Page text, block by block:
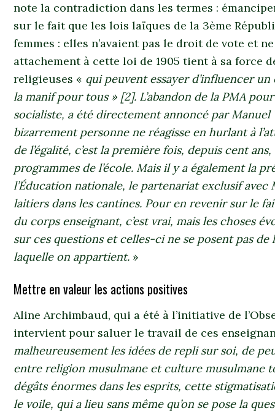
note la contradiction dans les termes :
sur le fait que les lois laïques de la 3ème
femmes : elles n’avaient pas le droit de vote et
attachement à cette loi de 1905 tient à sa
religieuses « qui peuvent essayer d’influencer
la manif pour tous » [2]. L’abandon de la PMA
socialiste, a été directement annoncé par Manuel
bizarrement personne ne réagisse en hurlant à
de l’égalité, c’est la première fois, depuis cent
programmes de l’école. Mais il y a également la
l’Éducation nationale, le partenariat exclusif
laitiers dans les cantines. Pour en revenir sur le
du corps enseignant, c’est vrai, mais les choses
sur ces questions et celles-ci ne se posent pas
laquelle on appartient. »
Mettre en valeur les actions positives
Aline Archimbaud, qui a été à l’initiative de
intervient pour saluer le travail de ces
malheureusement les idées de repli sur soi, de
entre religion musulmane et culture musulmane
dégâts énormes dans les esprits, cette
le voile, qui a lieu sans même qu’on se pose la